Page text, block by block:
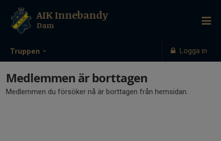
Truppen Logga in
AIK Innebandy
Dam
Medlemmen är borttagen
Medlemmen du försöker nå är borttagen från hemsidan.